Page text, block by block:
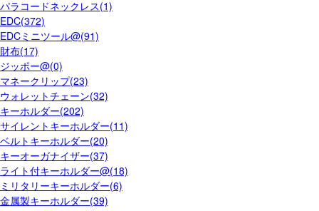
パラコードネックレス(1)
EDC(372)
EDCミニツール@(91)
財布(17)
ジッポー@(0)
マネークリップ(23)
ウォレットチェーン(32)
キーホルダー(202)
サイレントキーホルダー(11)
ベルトキーホルダー(20)
キーオーガナイザー(37)
ライト付キーホルダー@(18)
ミリタリーキーホルダー(6)
金属製キーホルダー(39)